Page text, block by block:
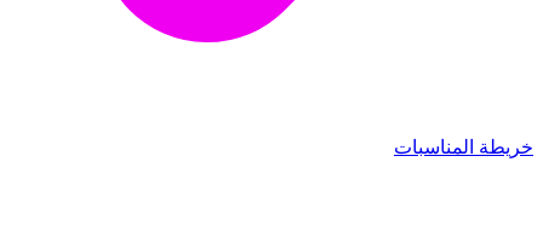
خريطة المناسبات